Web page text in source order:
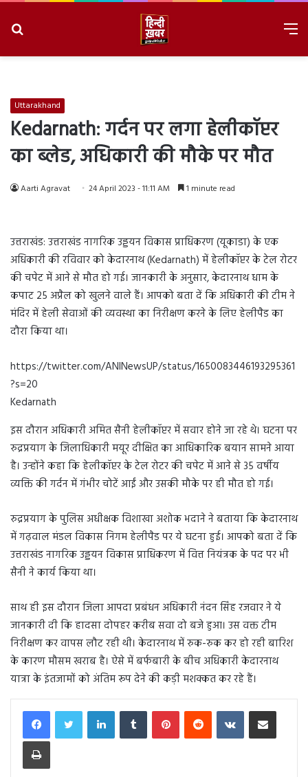
Uttarakhand
Kedarnath: गर्दन पर लगा हेलीकॉप्टर
का ब्लेड, अधिकारी की मौके पर मौत
Aarti Agravat 24 April 2023 - 11:11 AM 1 minute read
उत्तराखंड: उत्तराखंड नागरिक उड्डयन विकास प्राधिकरण (यूकाडा) के एक
अधिकारी की रविवार को केदारनाथ (Kedarnath) में हेलीकॉप्टर के टेल रोटर
की चपेट में आने से मौत हो गई। जानकारी के अनुसार, केदारनाथ धाम के
कपाट 25 अप्रैल को खुलने वाले हैं। आपको बता दें कि अधिकारी की टीम ने
मंदिर में हेली सेवाओं की व्यवस्था का निरीक्षण करने के लिए हेलीपैड का
दौरा किया था।
https://twitter.com/ANINewsUP/status/1650083446193295361
?s=20
Kedarnath
इस दौरान अधिकारी अमित सैनी हेलीकॉप्टर में सवार होने जा रहे थे। घटना पर
रुद्रप्रयाग के जिलाधिकारी मयूर दीक्षित का आधिकारिक बयान सामने आया
है। उन्होंने कहा कि हेलीकॉप्टर के टेल रोटर की चपेट में आने से 35 वर्षीय
व्यक्ति की गर्दन में गंभीर चोटें आईं और उसकी मौके पर ही मौत हो गई।
रुद्रप्रयाग के पुलिस अधीक्षक विशाखा अशोक भदाने ने बताया कि केदारनाथ
में गढ़वाल मंडल विकास निगम हेलीपैड पर ये घटना हुई। आपको बता दें कि
उत्तराखंड नागरिक उड्डयन विकास प्राधिकरण में वित्त नियंत्रक के पद पर भी
सैनी ने कार्य किया था।
साथ ही इस दौरान जिला आपदा प्रबंधन अधिकारी नंदन सिंह रजवार ने ये
जानकारी दी कि हादसा दोपहर करीब सवा दो बजे हुआ। उस वक्त टीम
निरीक्षण कर वापस लौट रही थी। केदारनाथ में रुक-रुक कर हो रही बारिश
के कारण मौसम खराब है। ऐसे में बर्फबारी के बीच अधिकारी केदारनाथ
यात्रा के इंतजामों को अंतिम रूप देने की कड़ी मशक्कत कर रहे हैं।
LinkedInTumblr PinterestReddit VKontakteShare via Email
Print